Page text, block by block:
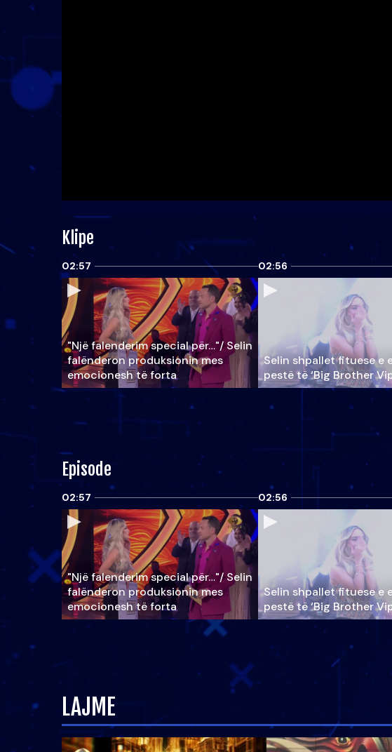
Klipe
02:57
"Një falenderim special për…"/ Selin
falënderon produksionin mes
emocionesh të forta
02:56
Selin shpallet fituese e
pestë të ‘Big Brother
Episode
02:57
"Një falenderim special për…"/ Selin
falënderon produksionin mes
emocionesh të forta
02:56
Selin shpallet fituese e
pestë të ‘Big Brother
LAJME